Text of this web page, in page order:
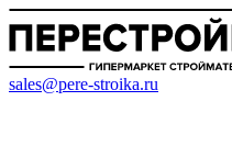
sales@pere-stroika.ru